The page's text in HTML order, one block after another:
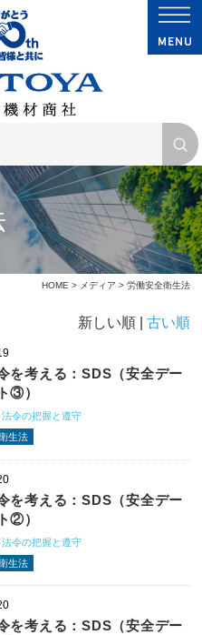
HOME> メディア > 労働安全衛生法
新しい順 | 古い順
を考える：SDS（安全デー
③）
法令の把握と遵守
生法
を考える：SDS（安全デー
②）
法令の把握と遵守
生法
を考える：SDS（安全デー